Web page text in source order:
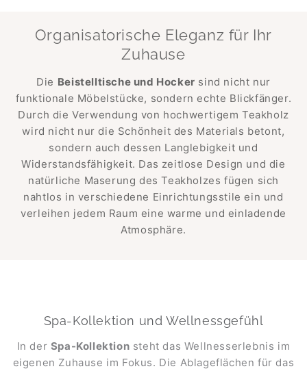
Organisatorische Eleganz für Ihr
Zuhause
Die Beistelltische und Hocker sind nicht nur
funktionale Möbelstücke, sondern echte Blickfänger.
Durch die Verwendung von hochwertigem Teakholz
wird nicht nur die Schönheit des Materials betont,
sondern auch dessen Langlebigkeit und
Widerstandsfähigkeit. Das zeitlose Design und die
natürliche Maserung des Teakholzes fügen sich
nahtlos in verschiedene Einrichtungsstile ein und
verleihen jedem Raum eine warme und einladende
Atmosphäre.
Spa-Kollektion und Wellnessgefühl
In der Spa-Kollektion steht das Wellnesserlebnis im
eigenen Zuhause im Fokus. Die Ablageflächen für das